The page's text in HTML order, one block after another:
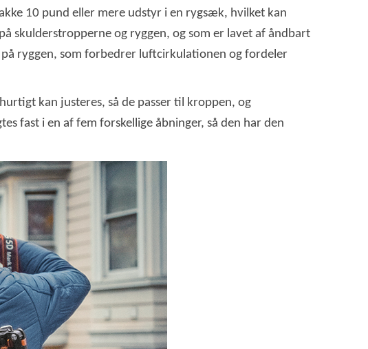
10 pund eller mere udstyr i en rygsæk, hvilket kan
skulderstropperne og ryggen, og som er lavet af åndbart
på ryggen, som forbedrer luftcirkulationen og fordeler
kan justeres, så de passer til kroppen, og
fast i en af fem forskellige åbninger, så den har den